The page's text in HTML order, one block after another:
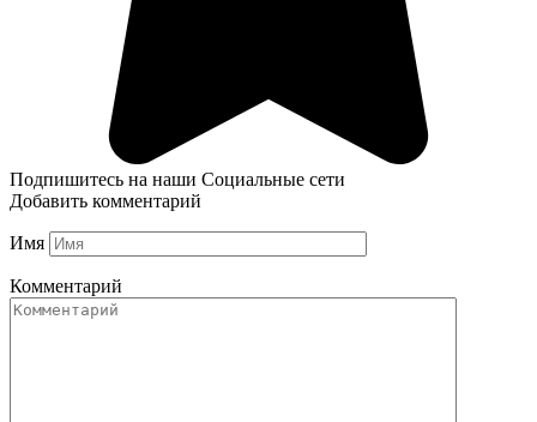
Подпишитесь на наши Социальные сети
Добавить комментарий
Имя
Комментарий